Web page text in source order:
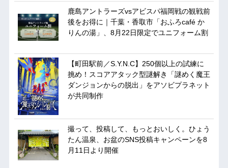
鹿島アントラーズvsアビスパ福岡戦の観戦前
後をお得に｜千葉・香取市「おふろcafé か
りんの湯」、8月22日限定でユニフォーム割
【町田駅前／S.Y.N.C】250個以上の試練に
挑め！スコアアタック型謎解き「謎めく魔王
ダンジョンからの脱出」をアソビプラネット
が共同制作
撮って、投稿して、もっとおいしく。ひょう
たん温泉、お盆のSNS投稿キャンペーンを8
月11日より開催